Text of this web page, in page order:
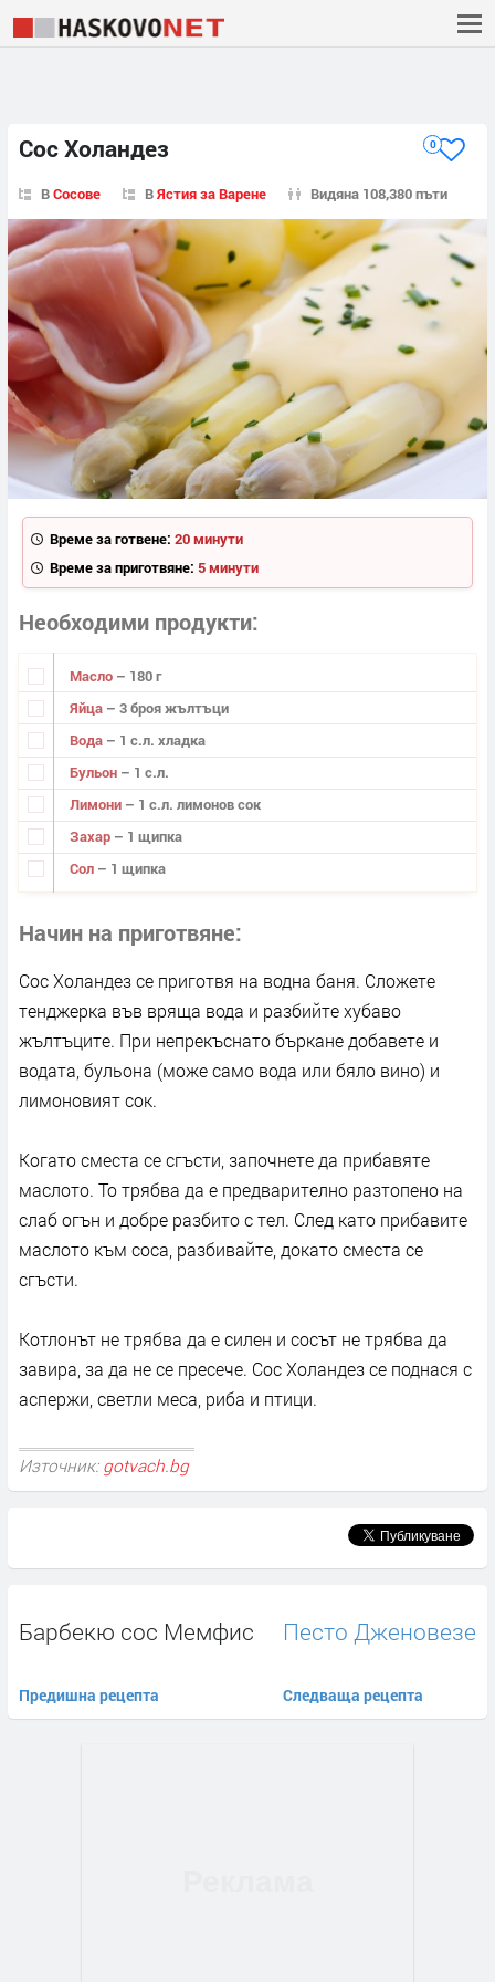
Сос Холандез 0
ВСосове ВЯстия за Варене Видяна 108,380 пъти
Време за готвене: 20 минути
Време за приготвяне: 5 минути
Необходими продукти
Масло – 180 г
Яйца – 3 броя жълтъци
Вода – 1 с.л. хладка
Бульон – 1 с.л.
Лимони – 1 с.л. лимонов сок
Захар – 1 щипка
Сол – 1 щипка
Начин на приготвяне
Сос Холандез се приготвя на водна баня. Сложете
тенджерка във вряща вода и разбийте хубаво
жълтъците. При непрекъснато бъркане добавете и
водата, бульона (може само вода или бяло вино) и
лимоновият сок.
Когато сместа се сгъсти, започнете да прибавяте
маслото. То трябва да е предварително разтопено на
слаб огън и добре разбито с тел. След като прибавите
маслото към соса, разбивайте, докато сместа се
сгъсти.
Котлонът не трябва да е силен и сосът не трябва да
завира, за да не се пресече. Сос Холандез се поднася с
аспержи, светли меса, риба и птици.
Източник: gotvach.bg
Барбекю сос Мемфис
Предишна рецепта
Песто Дженовезе
Следваща рецепта